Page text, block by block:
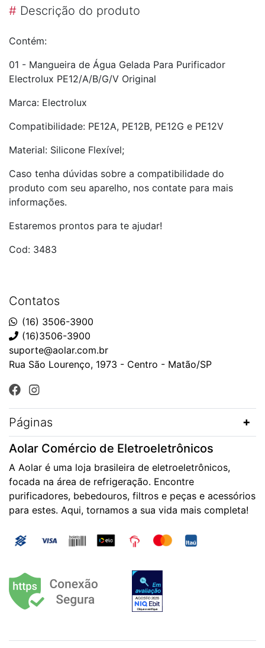
# Descrição do produto
Contém:
01 - Mangueira de Água Gelada Para Purificador
Electrolux PE12/A/B/G/V Original
Marca: Electrolux
Compatibilidade: PE12A, PE12B, PE12G e PE12V
Material: Silicone Flexível;
Caso tenha dúvidas sobre a compatibilidade do
produto com seu aparelho, nos contate para mais
informações.
Estaremos prontos para te ajudar!
Cod: 3483
Contatos
(16) 3506-3900
(16)3506-3900
suporte@aolar.com.br
Rua São Lourenço, 1973 - Centro - Matão/SP
Páginas
Aolar Comércio de Eletroeletrônicos
A Aolar é uma loja brasileira de eletroeletrônicos,
focada na área de refrigeração. Encontre
purificadores, bebedouros, filtros e peças e acessórios
para estes. Aqui, tornamos a sua vida mais completa!